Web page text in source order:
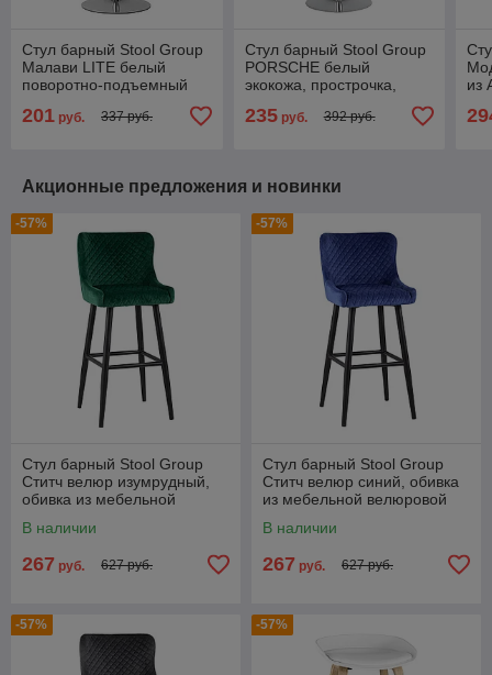
Стул барный Stool Group
Малави LITE белый
поворотно-подъемный
обивка сиденья из
201 руб. 337 руб.
Стул барный Stool Group
PORSCHE белый
экокожа, прострочка,
235руб. 392 руб.
из
Акционные предложения и новинки
-57%
Стул барный Stool Group
Ститч велюр изумрудный,
обивка из мебельной
В наличии
267 руб. 627 руб.
-57%
Стул барный Stool Group
Ститч велюр синий, обивка
из мебельной велюровой
В наличии
267 руб. 627 руб.
-57% -57%